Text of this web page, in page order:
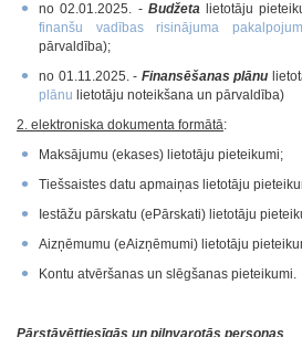
no 02.01.2025. - Budžetalietotāju
finanšu vadības risinājuma
pārvaldība);
no 01.11.2025. - Finansēšanas plānu
plānu lietotāju noteikšana un pārvaldība)
2. elektroniska dokumenta formātā:
Maksājumu (ekases) lietotāju pieteikumi;
Tiešsaistes datu apmaiņas lietotāju
Iestāžu pārskatu (ePārskati) lietotāju
Aizņēmumu (eAizņēmumi) lietotāju
Kontu atvēršanas un slēgšanas pieteikumi.
Pārstāvēttiesīgās un pilnvarotās personas